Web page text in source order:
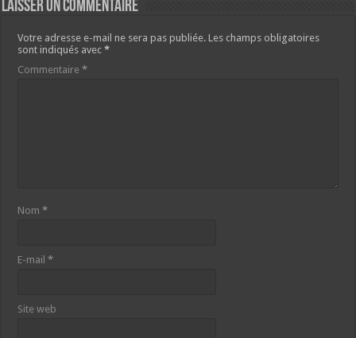
Laisser un commentaire
Votre adresse e-mail ne sera pas publiée. Les champs obligatoires
sont indiqués avec*
Commentaire*
Nom*
E-mail*
Site web